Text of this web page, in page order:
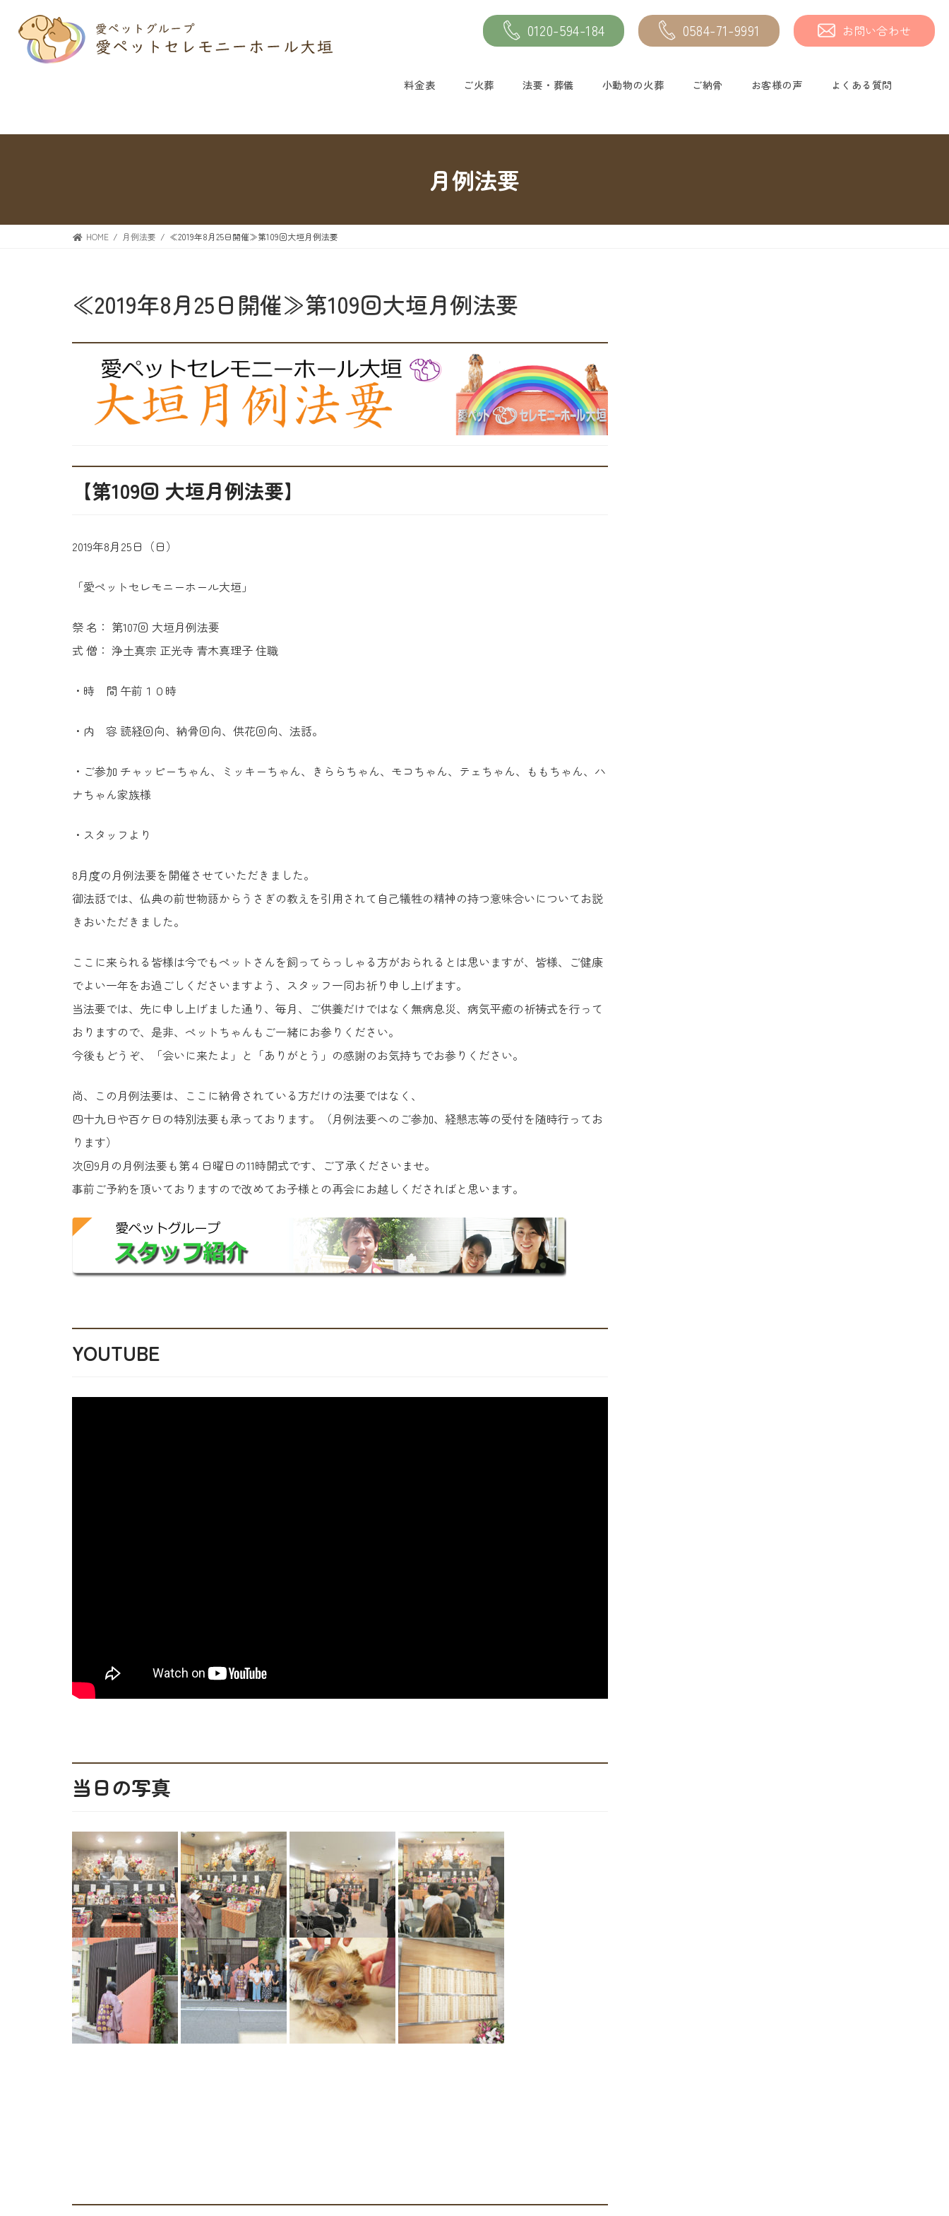
0120-594-184 0584-71-9991 お問い合わせ
料金表 ご火葬 法要・葬儀 小動物の火葬 ご納骨 お客様の声 よくある質問
月例法要
HOME 月例法要 ≪2019年8月25日開催≫第109回大垣月例法要
≪2019年8月25日開催≫第109回大垣月例法要
【第109回 大垣月例法要】
2019年8月25日（日）
「愛ペットセレモニーホール大垣」
祭 名： 第107回 大垣月例法要
式 僧： 浄土真宗 正光寺 青木真理子 住職
・時 間 午前１０時
・内 容 読経回向、納骨回向、供花回向、法話。
・ご参加 チャッピーちゃん、ミッキーちゃん、きららちゃん、モコちゃん、テェちゃん、ももちゃん、ハ
ナちゃん家族様
・スタッフより
8月度の月例法要を開催させていただきました。
御法話では、仏典の前世物語からうさぎの教えを引用されて自己犠牲の精神の持つ意味合いについてお説
きおいただきました。
ここに来られる皆様は今でもペットさんを飼ってらっしゃる方がおられるとは思いますが、皆様、ご健康
でよい一年をお過ごしくださいますよう、スタッフ一同お祈り申し上げます。
当法要では、先に申し上げました通り、毎月、ご供養だけではなく無病息災、病気平癒の祈祷式を行って
おりますので、是非、ペットちゃんもご一緒にお参りください。
今後もどうぞ、「会いに来たよ」と「ありがとう」の感謝のお気持ちでお参りください。
尚、この月例法要は、ここに納骨されている方だけの法要ではなく、
四十九日や百ケ日の特別法要も承っております。（月例法要へのご参加、経懇志等の受付を随時行ってお
ります）
次回9月の月例法要も第４日曜日の11時開式です、ご了承くださいませ。
事前ご予約を頂いておりますので改めてお子様との再会にお越しくださればと思います。
YOUTUBE
当日の写真